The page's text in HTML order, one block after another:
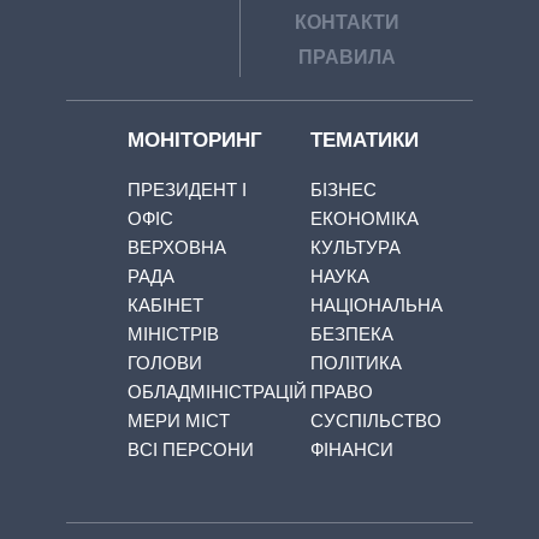
КОНТАКТИ
ПРАВИЛА
МОНІТОРИНГ
ПРЕЗИДЕНТ І
ОФІС
ВЕРХОВНА
РАДА
КАБІНЕТ
МІНІСТРІВ
ГОЛОВИ
ОБЛАДМІНІСТРАЦІЙ
МЕРИ МІСТ
ВСІ ПЕРСОНИ
ТЕМАТИКИ
БІЗНЕС
ЕКОНОМІКА
КУЛЬТУРА
НАУКА
НАЦІОНАЛЬНА
БЕЗПЕКА
ПОЛІТИКА
ПРАВО
СУСПІЛЬСТВО
ФІНАНСИ